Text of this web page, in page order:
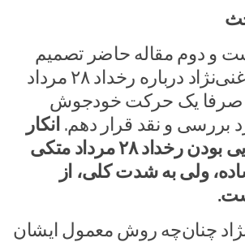
و دوم مقاله حاضر تصمیم
دارم نگاه دکتر غنی‌نژاد درباره رخداد ۲۸ مرداد
را صرفا یک حرکت خودجوش
بررسی و نقد قرار دهم. انکار
ایشان در کودتایی بودن رخداد ۲۸ مرداد متکی
ولی به شدت کلی، از
چنان‌چه روش معمول ایشان